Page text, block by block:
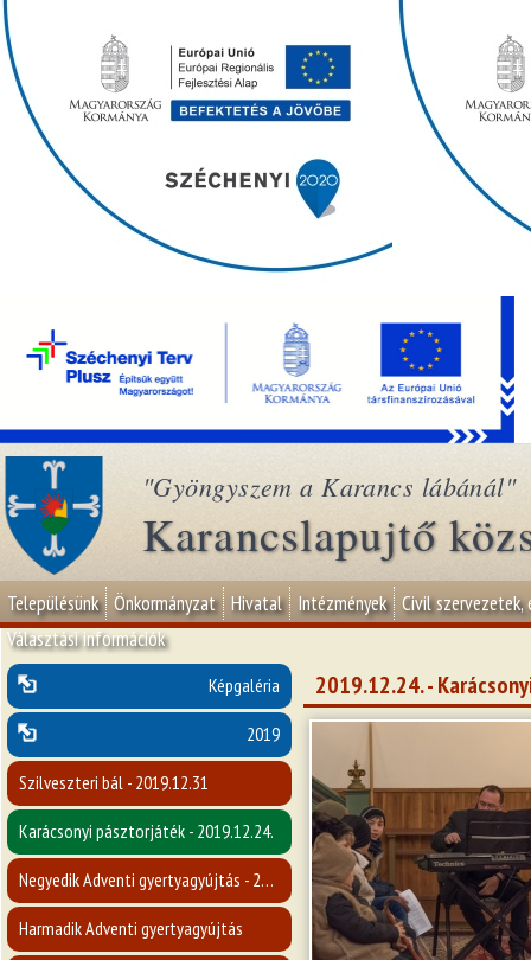
"Gyöngyszem a Karancs lábánál"
Karancslapujtő
Településünk Önkormányzat Hivatal Intézmények Civil szervezetek,
Választási információk
Képgaléria
2019
Szilveszteri bál - 2019.12.31
Karácsonyi pásztorjáték - 2019.12.24.
Negyedik Adventi gyertyagyújtás - 2019.12.22.
Harmadik Adventi gyertyagyújtás
2019.12.24. -